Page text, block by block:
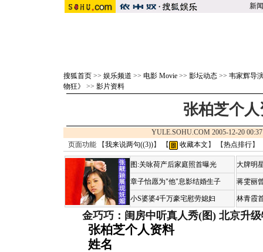
新闻
搜狐首页 >> 娱乐频道 >> 电影 Movie >> 影坛动态 >> 韦家辉导
物狂》
>> 影片资料
张柏芝个
YULE.SOHU.COM 2005-12-20
页面功能 【我来说两句((3))】 【 收藏本文 】 【热点排行】
图:关咏荷产后家庭照首曝光
章子怡愿为"他"息影结婚生子
小S婆婆4千万豪宅慰劳媳妇
大牌明
蒋雯丽
林青霞
金巧巧：闺房中听真人秀(图) 北京升
张柏芝个人资料
姓名